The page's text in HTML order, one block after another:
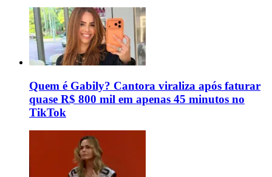
Quem é Gabily? Cantora viraliza após faturar
quase R$ 800 mil em apenas 45 minutos no
TikTok